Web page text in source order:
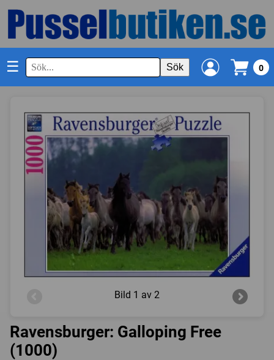
☰ Sök 0
Bild 1 av 2
Ravensburger: Galloping Free
(1000)